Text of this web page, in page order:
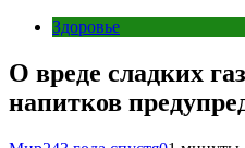
Здоровье
О вреде сладких
напитков